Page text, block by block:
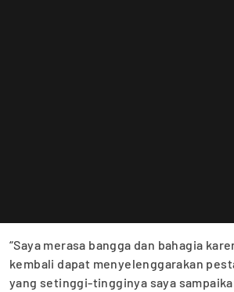
“Saya merasa bangga dan bahagia
kembali dapat menyelenggarakan
yang setinggi-tingginya saya